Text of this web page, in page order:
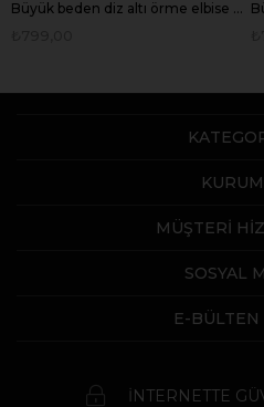
Büyük beden diz altı örme elbise -bge120
MÜŞTERİ
SOSYAL
E-BÜLTEN
İNTERNETTE